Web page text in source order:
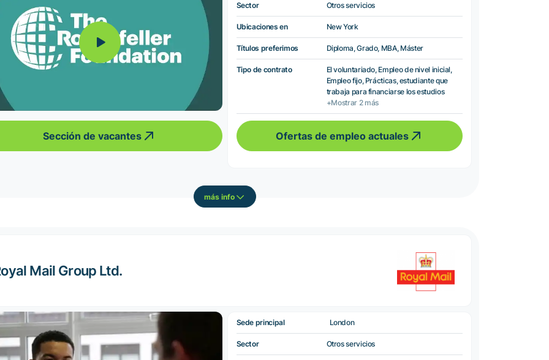
Sección de vacantes
Sector Otros servicios
Ubicaciones en New York
Títulos preferimos Diploma, Grado, MBA, Máster
Tipo de contrato
El voluntariado, Empleo de nivel inicial,
Empleo fijo, Prácticas, estudiante que
trabaja para financiarse los estudios
+Mostrar 2 más
Ofertas de empleo actuales
más info
Mail Group Ltd.
Sede principal London
Sector Otros servicios